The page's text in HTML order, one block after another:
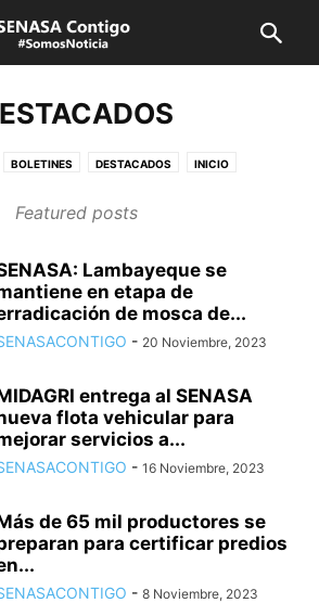
BOLETINES DESTACADOS INICIO
REGIONES ÚLTIMAS NOTICIAS
Featured posts
Lambayeque se
en etapa de
de mosca de...
- 20 Noviembre, 2023
entrega al SENASA
flota vehicular para
servicios a...
- 16 Noviembre, 2023
de 65 mil productores se
para certificar predios
- 8 Noviembre, 2023